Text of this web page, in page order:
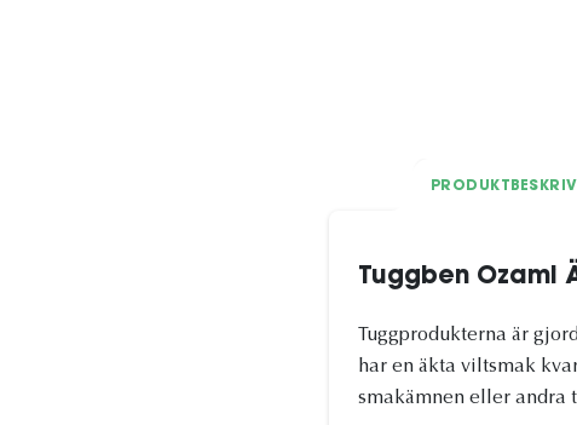
Tuggben Ozami
Tuggprodukterna är
har en äkta viltsmak
smakämnen eller andra